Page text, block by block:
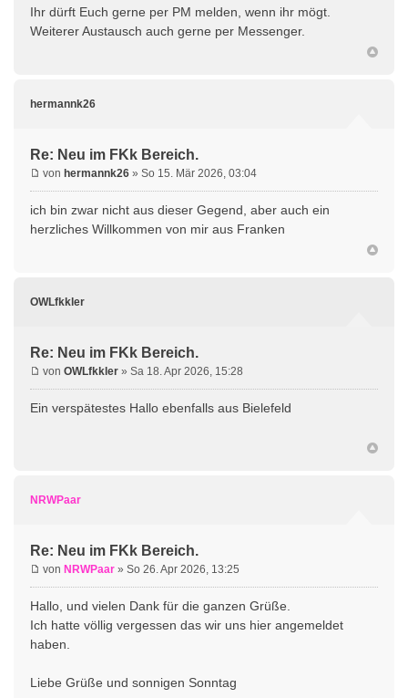
Ihr dürft Euch gerne per PM melden, wenn ihr mögt.
Weiterer Austausch auch gerne per Messenger.
hermannk26
Re: Neu im FKk Bereich.
von hermannk26 » So 15. Mär 2026, 03:04
ich bin zwar nicht aus dieser Gegend, aber auch ein
herzliches Willkommen von mir aus Franken
OWLfkkler
Re: Neu im FKk Bereich.
von OWLfkkler » Sa 18. Apr 2026, 15:28
Ein verspätestes Hallo ebenfalls aus Bielefeld
NRWPaar
Re: Neu im FKk Bereich.
von NRWPaar » So 26. Apr 2026, 13:25
Hallo, und vielen Dank für die ganzen Grüße.
Ich hatte völlig vergessen das wir uns hier angemeldet
haben.
Liebe Grüße und sonnigen Sonntag